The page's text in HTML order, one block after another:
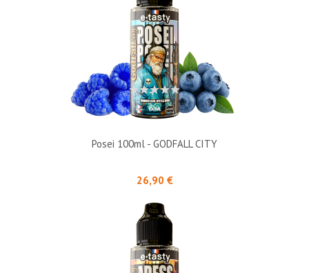
Posei 100ml - GODFALL CITY
26,90 €Prix